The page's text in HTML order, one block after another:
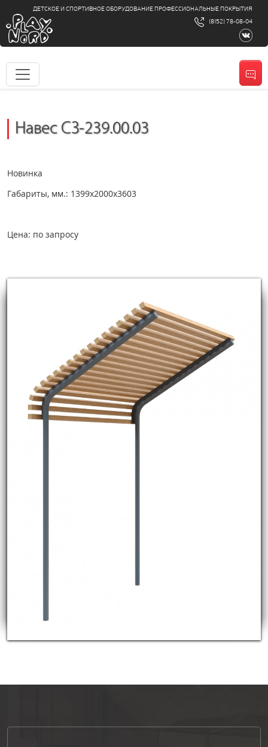
ДЕТСКОЕ И СПОРТИВНОЕ ОБОРУДОВАНИЕ ПРОФЕССИОНАЛЬНЫЕ ПОКРЫТИЯ
(8152) 78-08-04
Навес СЗ-239.00.03
Новинка
Габариты, мм.: 1399х2000х3603
Цена: по запросу